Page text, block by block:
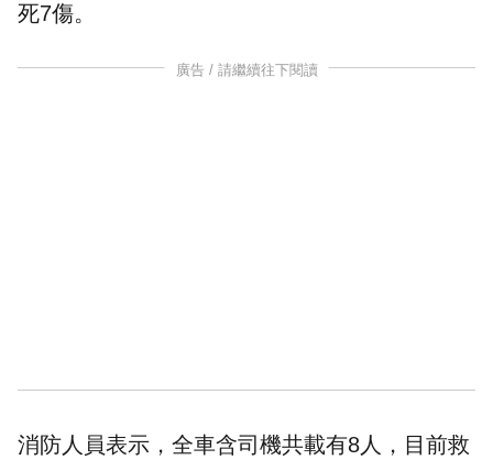
死7傷。
廣告 / 請繼續往下閱讀
消防人員表示，全車含司機共載有8人，目前救